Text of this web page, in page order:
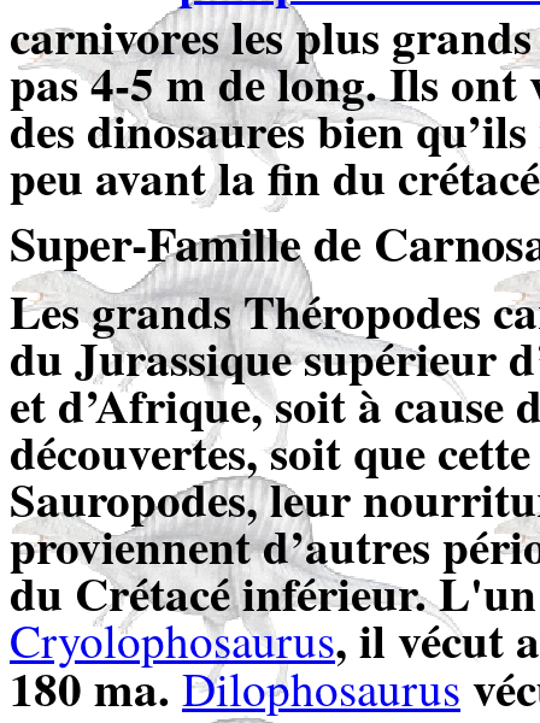
carnivores les plus
pas 4-5 m de long. Ils
des dinosaures bien
peu avant la fin du
Super-Famille de
Les grands Théropodes
du Jurassique supérieur
et d’Afrique, soit à
découvertes, soit que
Sauropodes, leur
proviennent d’autres
du Crétacé inférieur.
Cryolophosaurus, il vécut
180 ma.Dilophosaurus